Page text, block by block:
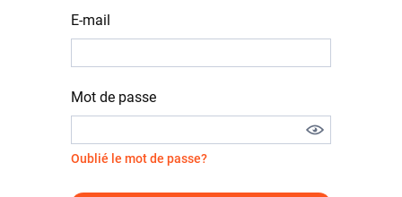
E-mail
Mot de passe
Oublié le mot de passe?